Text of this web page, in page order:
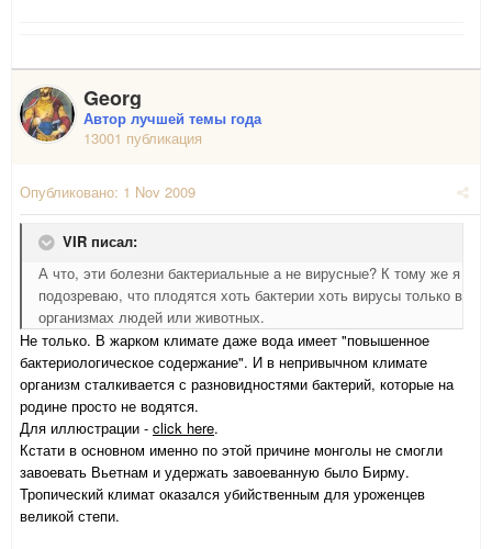
Georg
Автор лучшей темы года
13001 публикация
Опубликовано: 1 Nov 2009
VIR писал:
А что, эти болезни бактериальные а не вирусные? К тому же я
подозреваю, что плодятся хоть бактерии хоть вирусы только в
организмах людей или животных.
Не только. В жарком климате даже вода имеет "повышенное
бактериологическое содержание". И в непривычном климате
организм сталкивается с разновидностями бактерий, которые на
родине просто не водятся.
Для иллюстрации - click here.
Кстати в основном именно по этой причине монголы не смогли
завоевать Вьетнам и удержать завоеванную было Бирму.
Тропический климат оказался убийственным для уроженцев
великой степи.